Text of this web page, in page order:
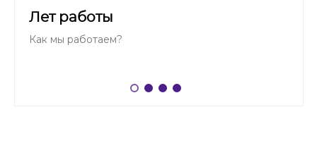
Лет работы
Как мы работаем?